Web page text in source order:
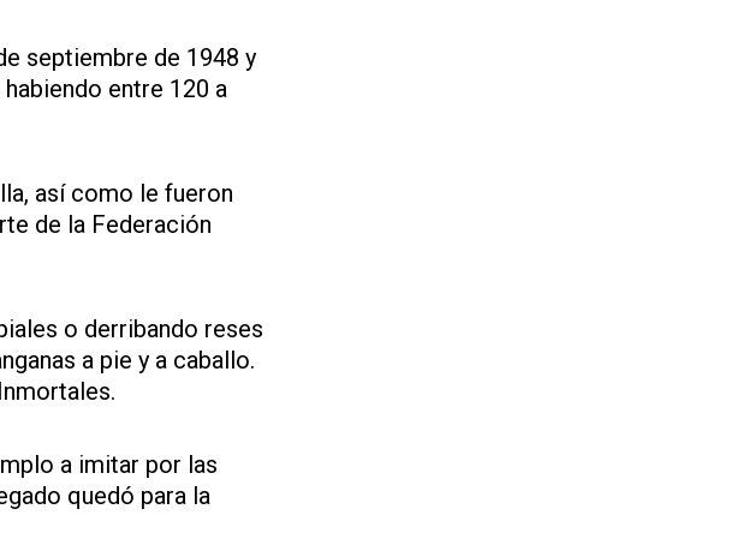
septiembre de 1948 y
entre 120 a
así como le fueron
de la Federación
o derribando reses
a pie y a caballo.
a imitar por las
quedó para la